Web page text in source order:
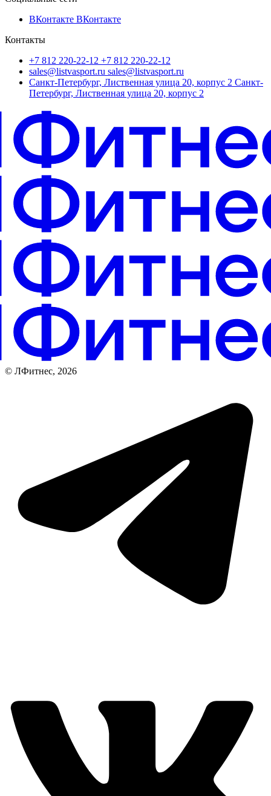
ВКонтакте ВКонтакте
Контакты
+7 812 220-22-12 +7 812 220-22-12
sales@listvasport.ru sales@listvasport.ru
Санкт-Петербург, Лиственная улица 20, корпус 2 Санкт-
Петербург, Лиственная улица 20, корпус 2
© ЛФитнес, 2026